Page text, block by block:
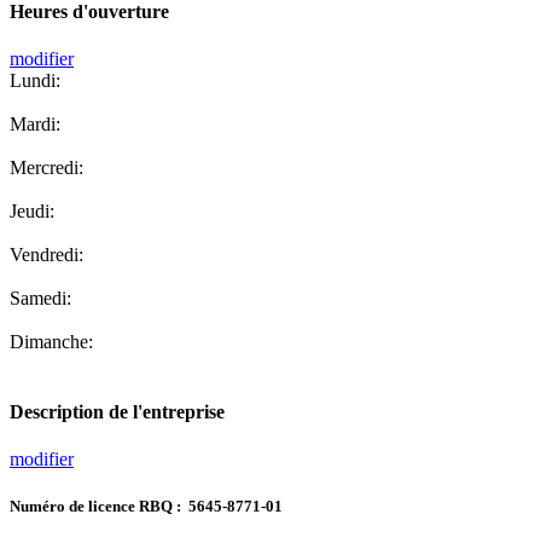
Heures d'ouverture
modifier
Lundi:
Mardi:
Mercredi:
Jeudi:
Vendredi:
Samedi:
Dimanche:
Description de l'entreprise
modifier
Numéro de licence RBQ : 5645-8771-01